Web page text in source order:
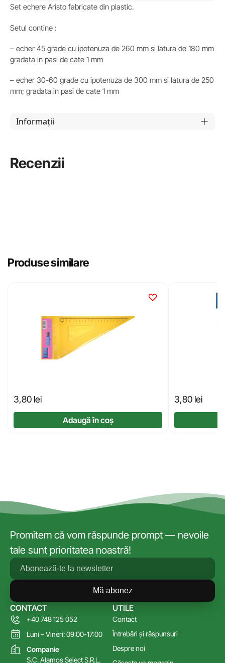
Set echere Aristo fabricate din plastic.
Setul contine :
– echer 45 grade cu ipotenuza de 260 mm si latura de 180 mm
gradata in pasi de cate 1 mm
– echer 30-60 grade cu ipotenuza de 300 mm si latura de 250
mm; gradata in pasi de cate 1 mm
Informații
Recenzii
Produse similare
3,80 lei
Adaugă în coș
3,80 lei
Promitem că vom răspunde prompt — nevoile
tale sunt prioritatea noastră!
Mă abonez
UTILE
Contact
Întrebări și răspunsuri
Despre noi
CONTACT
+40 748 125 052
Luni – Vineri: 09:00-17:00
Companie
S.C. Alamos Select S.R.L.